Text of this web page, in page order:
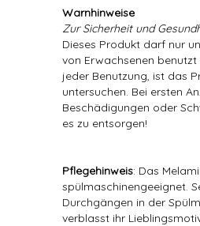
Warnhinweise
Zur Sicherheit und
Dieses Produkt darf nur
von Erwachsenen benutzt
jeder Benutzung, ist das
untersuchen. Bei ersten
Beschädigungen oder
es zu entsorgen!
Pflegehinweis: Das
spülmaschinengeeignet.
Durchgängen in der
verblasst ihr